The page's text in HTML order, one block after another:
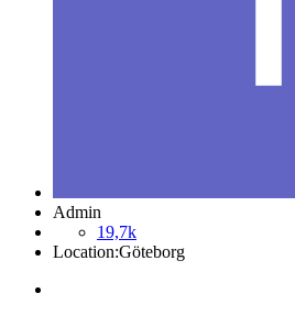
Admin
19,7k
Location:Göteborg